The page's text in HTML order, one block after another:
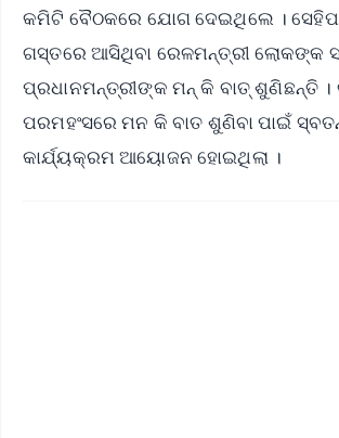
କମିଟି ବୈଠକରେ ଯୋଗ ଦେଇଥିଲେ ।
ଗସ୍ତରେ ଆସିଥିବା ରେଳମନ୍ତ୍ରୀ ଲୋକଙ୍କ
ପ୍ରଧାନମନ୍ତ୍ରୀଙ୍କ ମନ୍ କି ବାତ୍ ଶୁଣିଛନ୍ତି
ପରମହଂସରେ ମନ କି ବାତ ଶୁଣିବା ପାଇଁ
କାର୍ଯ୍ୟକ୍ରମ ଆୟୋଜନ ହୋଇଥିଲା ।